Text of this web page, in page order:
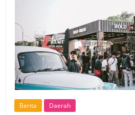
Berita Daerah